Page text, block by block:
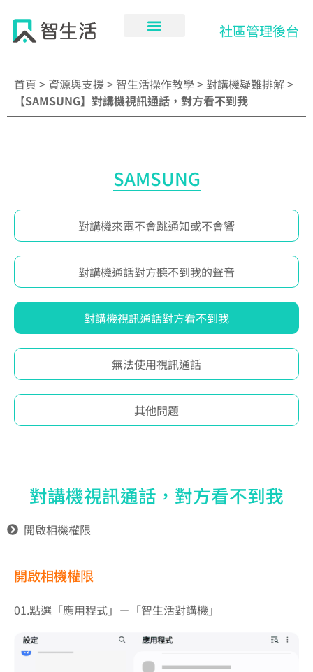
社區管理後台
首頁 >資源與支援> 智生活操作教學 >對講機疑難排解>
【SAMSUNG】對講機視訊通話，對方看不到我
SAMSUNG
對講機來電不會跳通知或不會響
對講機通話對方聽不到我的聲音
對講機視訊通話對方看不到我
無法使用視訊通話
其他問題
對講機視訊通話，對方看不到我
開啟相機權限
開啟相機權限
01.點選「應用程式」－「智生活對講機」